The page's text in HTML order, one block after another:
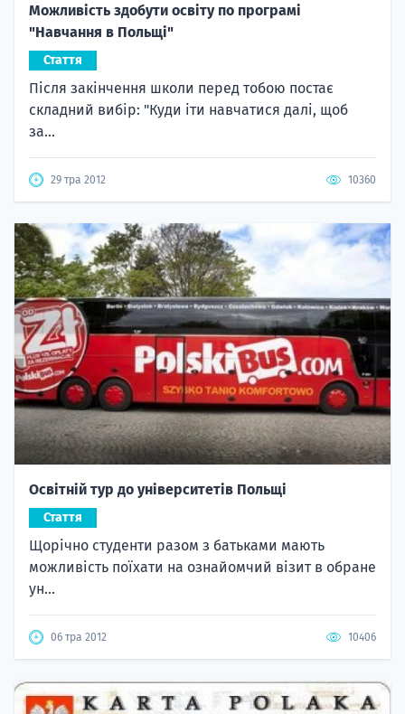
Можливість здобути освіту по програмі
"Навчання в Польщі"
Стаття
Після закінчення школи перед тобою постає
складний вибір: "Куди іти навчатися далі, щоб
за...
29 тра 2012 10360
Освітній тур до університетів Польщі
Стаття
Щорічно студенти разом з батьками мають
можливість поїхати на ознайомчий візит в обране
ун...
06 тра 2012 10406